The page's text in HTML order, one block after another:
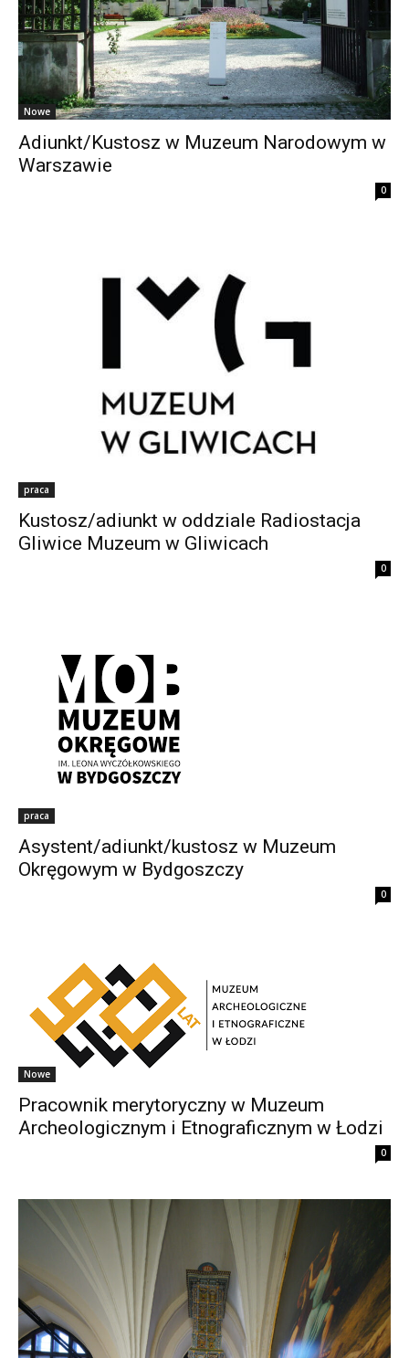
Nowe
Adiunkt/Kustosz w Muzeum Narodowym w
Warszawie
0
praca
Kustosz/adiunkt w oddziale Radiostacja
Gliwice Muzeum w Gliwicach
0
praca
Asystent/adiunkt/kustosz w Muzeum
Okręgowym w Bydgoszczy
0
Nowe
Pracownik merytoryczny w Muzeum
Archeologicznym i Etnograficznym w Łodzi
0